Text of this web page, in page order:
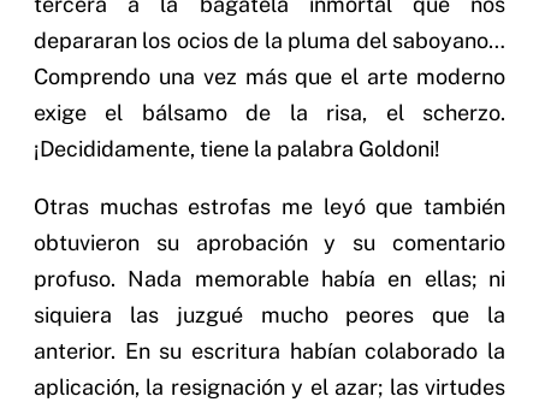
depararan los ocios de la pluma del saboyano…
Comprendo una vez más que el arte moderno
exige el bálsamo de la risa, el scherzo.
¡Decididamente, tiene la palabra Goldoni!
Otras muchas estrofas me leyó que también
obtuvieron su aprobación y su comentario
profuso. Nada memorable había en ellas; ni
siquiera las juzgué mucho peores que la
anterior. En su escritura habían colaborado la
aplicación, la resignación y el azar; las virtudes